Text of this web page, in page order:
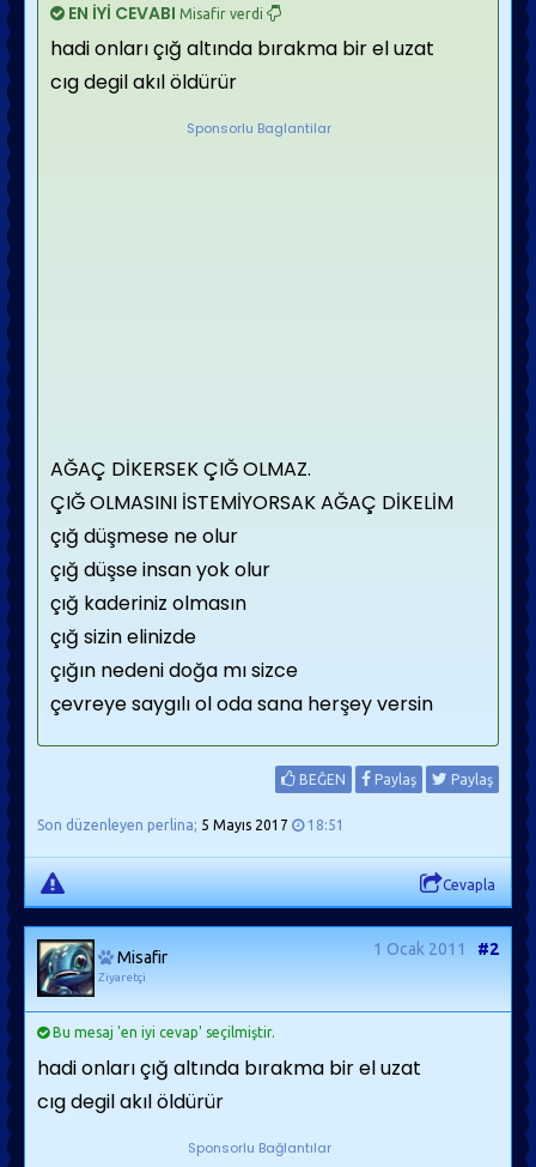
EN İYİ CEVABI Misafir verdi
hadi onları çığ altında bırakma bir el uzat
cıg degil akıl öldürür
Sponsorlu Baglantilar
AĞAÇ DİKERSEK ÇIĞ OLMAZ.
ÇIĞ OLMASINI İSTEMİYORSAK AĞAÇ DİKELİM
çığ düşmese ne olur
çığ düşse insan yok olur
çığ kaderiniz olmasın
çığ sizin elinizde
çığın nedeni doğa mı sizce
çevreye saygılı ol oda sana herşey versin
BEĞEN Paylaş Paylaş
Son düzenleyen perlina; 5 Mayıs 2017 18:51
Cevapla
Misafir
Ziyaretçi
1 Ocak 2011 #2
Bu mesaj 'en iyi cevap' seçilmiştir.
hadi onları çığ altında bırakma bir el uzat
cıg degil akıl öldürür
Sponsorlu Bağlantılar